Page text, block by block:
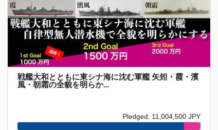
戦艦大和とともに東シナ海に沈む軍艦 矢矧・霞・濱
風・朝霜の全貌を明らか...
Pledged: 11,004,500 JPY